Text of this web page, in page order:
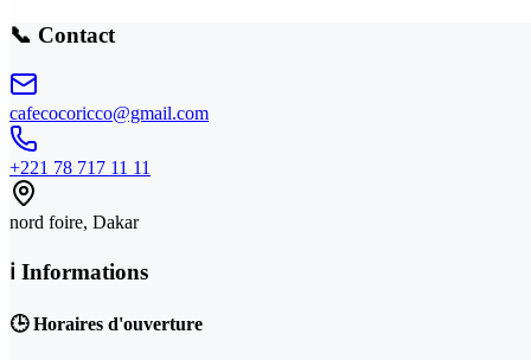
📞 Contact
cafecocoricco@gmail.com
+221 78 717 11 11
nord foire, Dakar
ℹ️ Informations
🕒 Horaires d'ouverture